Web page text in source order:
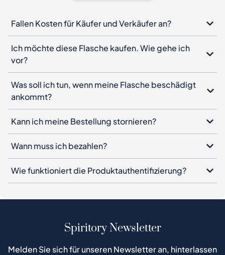
Fallen Kosten für Käufer und Verkäufer an?
Ich möchte diese Flasche kaufen. Wie gehe ich
vor?
Was soll ich tun, wenn meine Flasche beschädigt
ankommt?
Kann ich meine Bestellung stornieren?
Wann muss ich bezahlen?
Wie funktioniert die Produktauthentifizierung?
Spiritory Newsletter
Melden Sie sich für unseren Newsletter an, hinterlassen